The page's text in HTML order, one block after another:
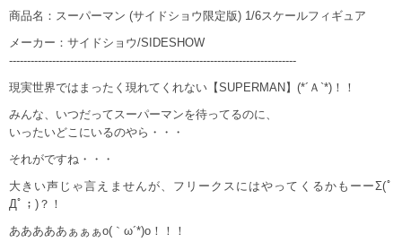
商品名：スーパーマン (サイドショウ限定版) 1/6スケールフィギュア
メーカー：サイドショウ/SIDESHOW
--------------------------------------------------------------------------------
現実世界ではまったく現れてくれない【SUPERMAN】(*´Ａ`*)！！
みんな、いつだってスーパーマンを待ってるのに、
いったいどこにいるのやら・・・
それがですね・・・
大きい声じゃ言えませんが、フリークスにはやってくるかもーーΣ(ﾟ
Дﾟ；)？！
あああああぁぁぁo(｀ω´*)o！！！